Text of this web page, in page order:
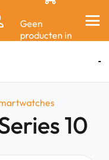
Geen
producten in
10